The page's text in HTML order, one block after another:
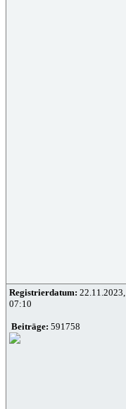
Registrierdatum: 22.11.2023,
07:10
Beiträge: 591758